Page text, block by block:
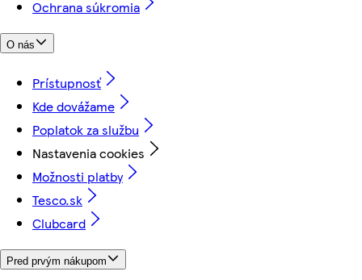
Ochrana súkromia
O nás
Prístupnosť
Kde dovážame
Poplatok za službu
Nastavenia cookies
Možnosti platby
Tesco.sk
Clubcard
Pred prvým nákupom